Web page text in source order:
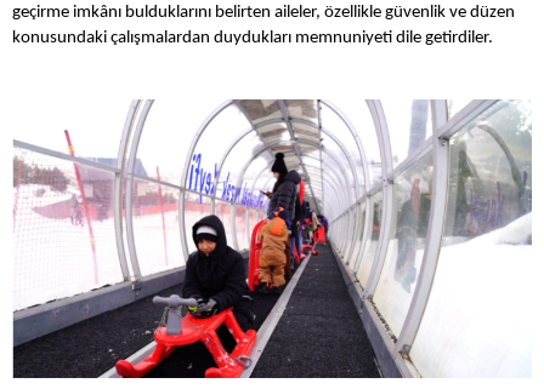
geçirme imkânı bulduklarını belirten aileler, özellikle güvenlik ve düzen
konusundaki çalışmalardan duydukları memnuniyeti dile getirdiler.